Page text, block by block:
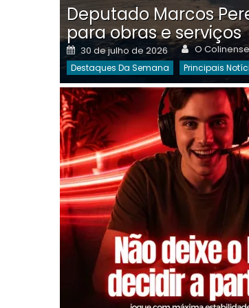
Deputado Marcos
para obras e serviços
Posted
on
30 de julho de 2026 Author
O Colinense
Destaques Da Semana Principais